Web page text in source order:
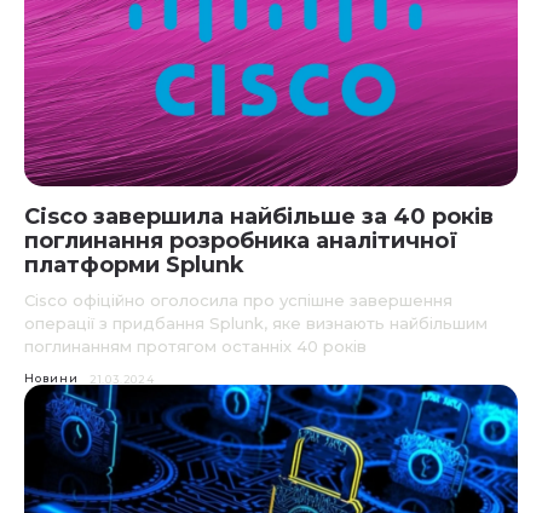
Cisco завершила найбільше за 40 років
поглинання розробника аналітичної
платформи Splunk
Cisco офіційно оголосила про успішне завершення
операції з придбання Splunk, яке визнають найбільшим
поглинанням протягом останніх 40 років
Новини 21.03.2024